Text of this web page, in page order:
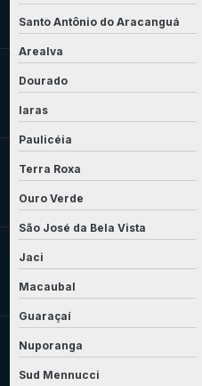
Santo Antônio do Aracanguá
Arealva
Dourado
Iaras
Paulicéia
Terra Roxa
Ouro Verde
São José da Bela Vista
Jaci
Macaubal
Guaraçaí
Nuporanga
Sud Mennucci